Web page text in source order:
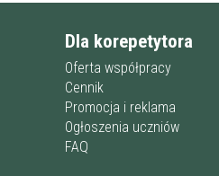
Dla korepetytora
Oferta współpracy
Cennik
Promocja i reklama
Ogłoszenia uczniów
FAQ